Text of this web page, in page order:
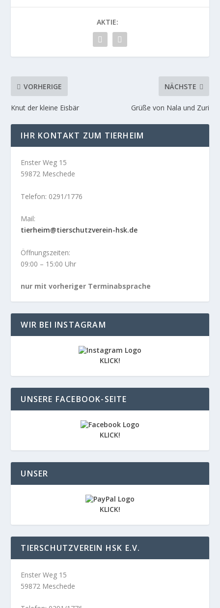
AKTIE:
VORHERIGE
Knut der kleine Eisbär
NÄCHSTE
Grüße von Nala und Zuri
IHR KONTAKT ZUM TIERHEIM
Enster Weg 15
59872 Meschede
Telefon: 0291/1776
Mail:
tierheim@tierschutzverein-hsk.de
Öffnungszeiten:
09:00 – 15:00 Uhr
nur mit vorheriger Terminabsprache
WIR BEI INSTAGRAM
KLICK!
UNSERE FACEBOOK-SEITE
KLICK!
UNSER
KLICK!
TIERSCHUTZVEREIN HSK E.V.
Enster Weg 15
59872 Meschede